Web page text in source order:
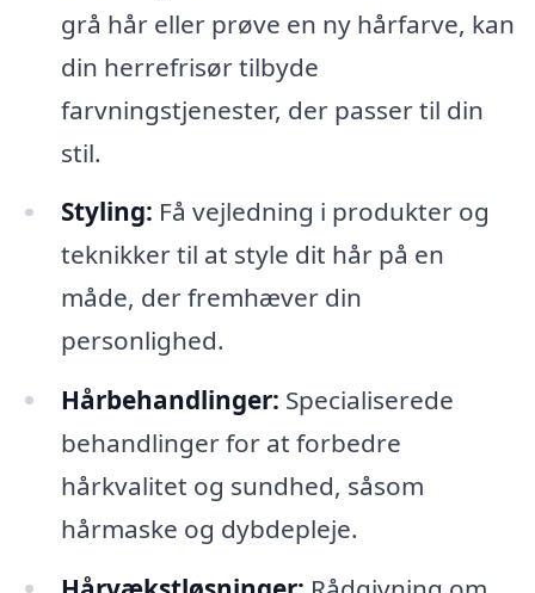
grå hår eller prøve en ny hårfarve, kan
din herrefrisør tilbyde
farvningstjenester, der passer til din
stil.
Styling: Få vejledning i produkter og
teknikker til at style dit hår på en
måde, der fremhæver din
personlighed.
Hårbehandlinger: Specialiserede
behandlinger for at forbedre
hårkvalitet og sundhed, såsom
hårmaske og dybdepleje.